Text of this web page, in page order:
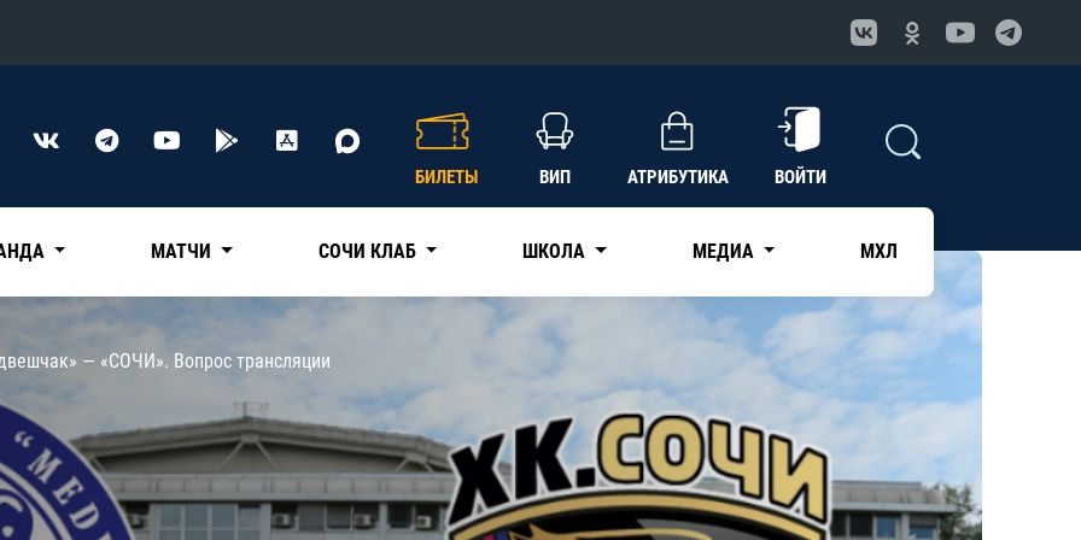
Конференция «Восток»
Нефтехимик
Трактор
Дивизион Чернышева
Авангард
Адмирал
КХЛ
БИЛЕТЫ ВИП АТРИБУТИКА ВОЙТИ
МАТЧИ СОЧИ КЛАБ ШКОЛА МЕДИА МХЛ
— «СОЧИ». Вопрос трансляции